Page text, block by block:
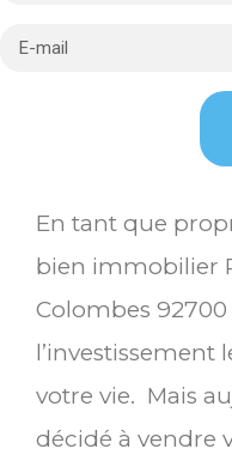
En tant que
bien immobilier
Colombes
votre vie. Mais
décidé à vendre